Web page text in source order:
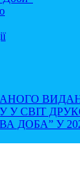
У СВІТ
ДОБА” У